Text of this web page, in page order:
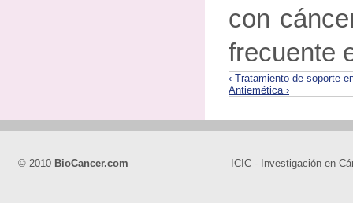
con
frecuente
‹ Tratamiento de soporte
Antiemética ›
© 2010 BioCancer.com ICIC - Investigación en